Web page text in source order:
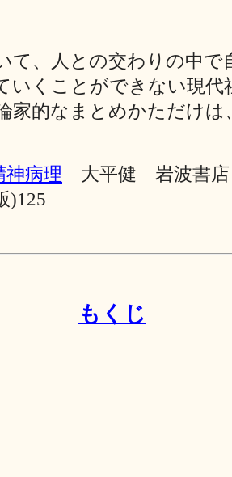
、人との交わりの中で
いくことができない現代
家的なまとめかただけは
神病理 大平健 岩波書
)125
もくじ